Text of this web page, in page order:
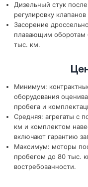
Дизельный стук
регулировку
Засорение
плавающим оборотам
тыс. км.
Минимум:
оборудования
пробега и
Средняя: агрегаты с
км и комплектом
включают гарантию
Максимум: моторы
пробегом до 80 тыс.
востребованности.